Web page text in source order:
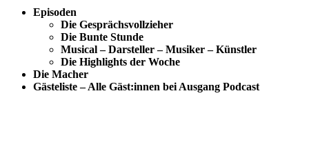
Episoden
Die Gesprächsvollzieher
Die Bunte Stunde
Musical – Darsteller – Musiker – Künstler
Die Highlights der Woche
Die Macher
Gästeliste – Alle Gäst:innen bei Ausgang Podcast